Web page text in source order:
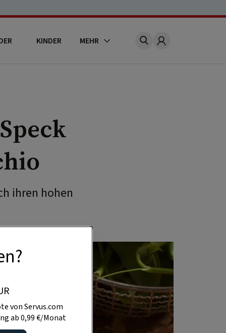
KINDER MEHR Account
ihren hohen
von Servus.com
ab 0,99 €/Monat